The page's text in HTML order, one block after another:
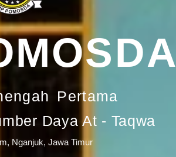
Pertama
Daya At - Taqwa
Nganjuk, Jawa Timur